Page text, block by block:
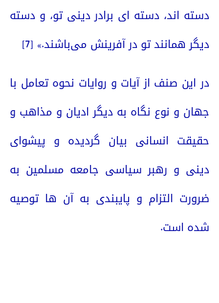
دسته ‌اند، دسته‌ ای برادر دینی تو، و دسته
دیگر همانند تو در آفرینش می‌باشند.» [7]
در این صنف از آیات و روایات نحوه تعامل با
جهان و نوع نگاه به دیگر ادیان و مذاهب و
حقیقت انسانی بیان گردیده و پیشوای
دینی و رهبر سیاسی جامعه مسلمین به
ضرورت التزام و پایبندی به آن ها توصیه
شده است.